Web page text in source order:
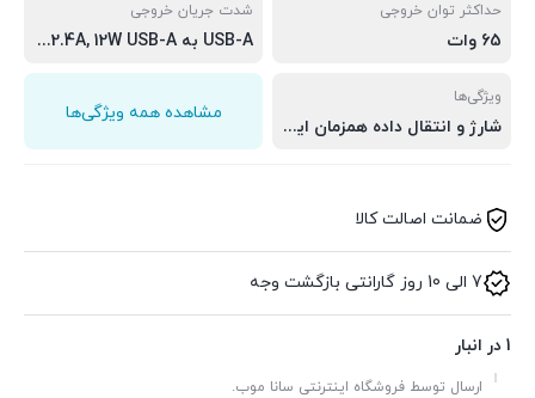
حداکثر توان خروجی
65 وات
شدت جریان خروجی
USB-A به Lightning : 5V/2.4A, 12W USB-A به USB-C: 5V/3A, 18W USB-C به USB-C: 65W USB-C به Lightning: 9V/3A, 27W
ویژگی‌ها
شارژ و انتقال داده همزمان ایمن و مطمئن سازگاری گسترده با دستگاه‌های مختلف
مشاهده همه ویژگی‌ها
ضمانت اصالت کالا
7 الی 10 روز گارانتی بازگشت وجه
1 در انبار
ارسال توسط فروشگاه اینترنتی سانا موب.